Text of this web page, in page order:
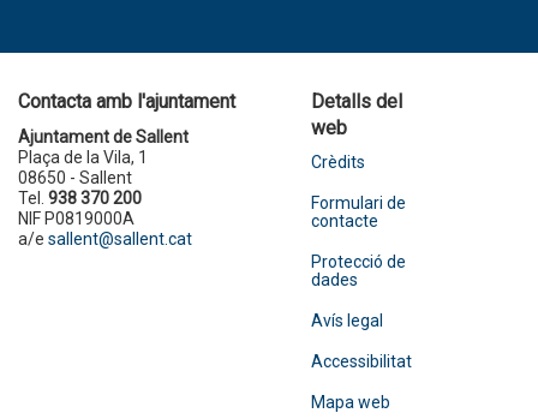
Contacta amb l'ajuntament
Ajuntament de Sallent
Plaça de la Vila, 1
08650 - Sallent
Tel. 938 370 200
NIF P0819000A
a/e sallent@sallent.cat
Detalls del
web
Crèdits
Formulari de
contacte
Protecció de
dades
Avís legal
Accessibilitat
Mapa web